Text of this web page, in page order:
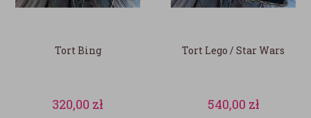
Tort Bing
320,00 zł
Tort Lego / Star Wars
540,00 zł